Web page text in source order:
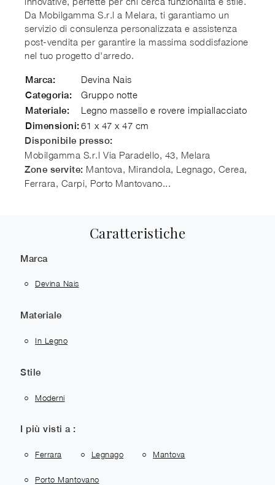
Da Mobilgamma S.r.l a Melara, ti garantiamo un
servizio di consulenza personalizzata e assistenza
post-vendita per garantire la massima soddisfazione
nel tuo progetto d'arredo.
Marca: Devina Nais
Categoria: Gruppo notte
Materiale: Legno massello e rovere impiallacciato
Dimensioni:61 x 47 x 47 cm
Disponibile presso:
Mobilgamma S.r.l Via Paradello, 43, Melara
Zone servite: Mantova, Mirandola, Legnago, Cerea,
Ferrara, Carpi, Porto Mantovano...
Caratteristiche
Marca
Devina Nais
Materiale
In Legno
Stile
Moderni
I più visti a :
Ferrara Legnago Mantova
Porto Mantovano